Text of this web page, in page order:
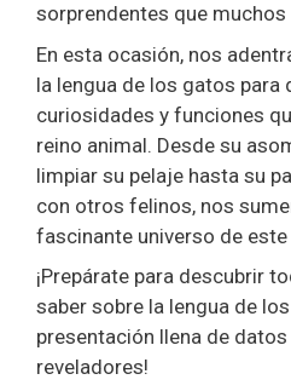
sorprendentes que
En esta ocasión, nos
la lengua de los gatos para
curiosidades y funciones
reino animal. Desde su
limpiar su pelaje hasta su
con otros felinos, nos
fascinante universo de
¡Prepárate para descubrir
saber sobre la lengua de
presentación llena de
reveladores!